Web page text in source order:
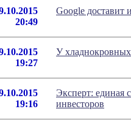
20:49
Google
19:27
У
19:16
Эксперт: единая
инвесторов